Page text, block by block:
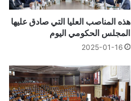
هذه المناصب العليا التي صادق عليها
المجلس الحكومي اليوم
2025-01-16